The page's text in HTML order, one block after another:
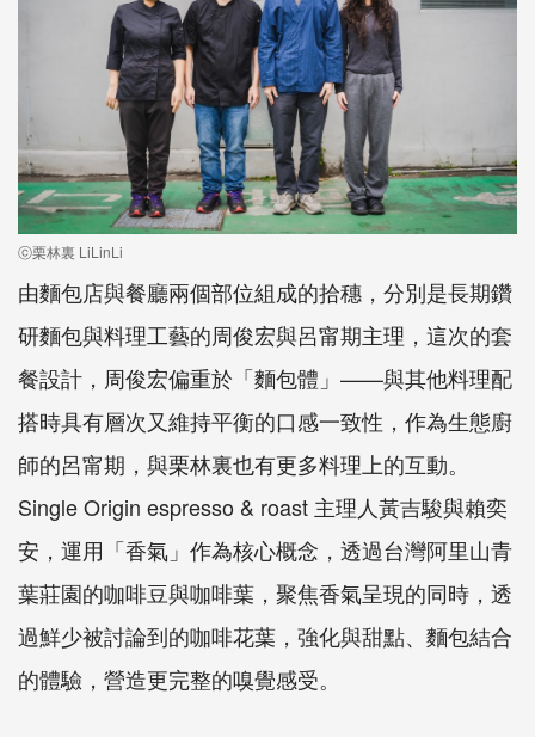
ⓒ栗林裏 LiLinLi
由麵包店與餐廳兩個部位組成的拾穗，分別是長期鑽
研麵包與料理工藝的周俊宏與呂甯期主理，這次的套
餐設計，周俊宏偏重於「麵包體」——與其他料理配
搭時具有層次又維持平衡的口感一致性，作為生態廚
師的呂甯期，與栗林裏也有更多料理上的互動。
Single Origin espresso & roast 主理人黃吉駿與賴奕
安，運用「香氣」作為核心概念，透過台灣阿里山青
葉莊園的咖啡豆與咖啡葉，聚焦香氣呈現的同時，透
過鮮少被討論到的咖啡花葉，強化與甜點、麵包結合
的體驗，營造更完整的嗅覺感受。